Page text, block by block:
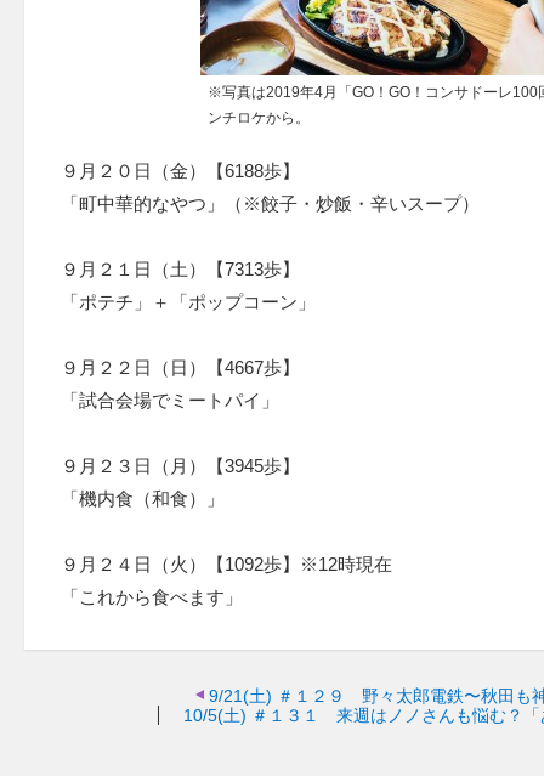
※写真は2019年4月「GO！GO！コンサドーレ100
ンチロケから。
９月２０日（金）【6188歩】
「町中華的なやつ」（※餃子・炒飯・辛いスープ）
９月２１日（土）【7313歩】
「ポテチ」＋「ポップコーン」
９月２２日（日）【4667歩】
「試合会場でミートパイ」
９月２３日（月）【3945歩】
「機内食（和食）」
９月２４日（火）【1092歩】※12時現在
「これから食べます」
9/21(土) ＃１２９ 野々太郎電鉄〜秋田も
10/5(土) ＃１３１ 来週はノノさんも悩む？